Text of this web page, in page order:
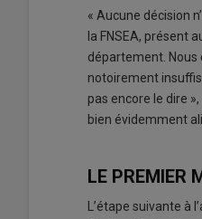
« Aucune décision
la FNSEA, présent
département. Nous
notoirement
pas encore le dire
bien évidemment
LE PREMIER
L’étape suivante à